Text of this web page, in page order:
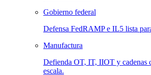
Gobierno federal
Defensa FedRAMP e IL5 lista
Manufactura
Defienda OT, IT, IIOT y cadenas
escala.